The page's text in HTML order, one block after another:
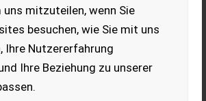
uns mitzuteilen, wenn Sie
besuchen, wie Sie mit uns
Ihre Nutzererfahrung
Ihre Beziehung zu unserer
x 1175 x 1345 mm Ladefläche: 1250 x
mm hoch Eigengewicht: 220 kg /
525 kg S...
% MwSt.